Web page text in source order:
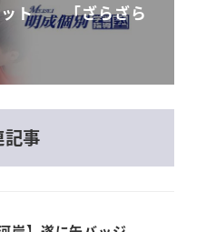
ット 「ざらざら
事